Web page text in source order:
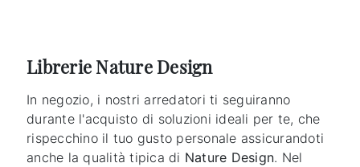
Librerie Nature Design
In negozio, i nostri arredatori ti seguiranno
durante l'acquisto di soluzioni ideali per te, che
rispecchino il tuo gusto personale assicurandoti
anche la qualità tipica di Nature Design. Nel